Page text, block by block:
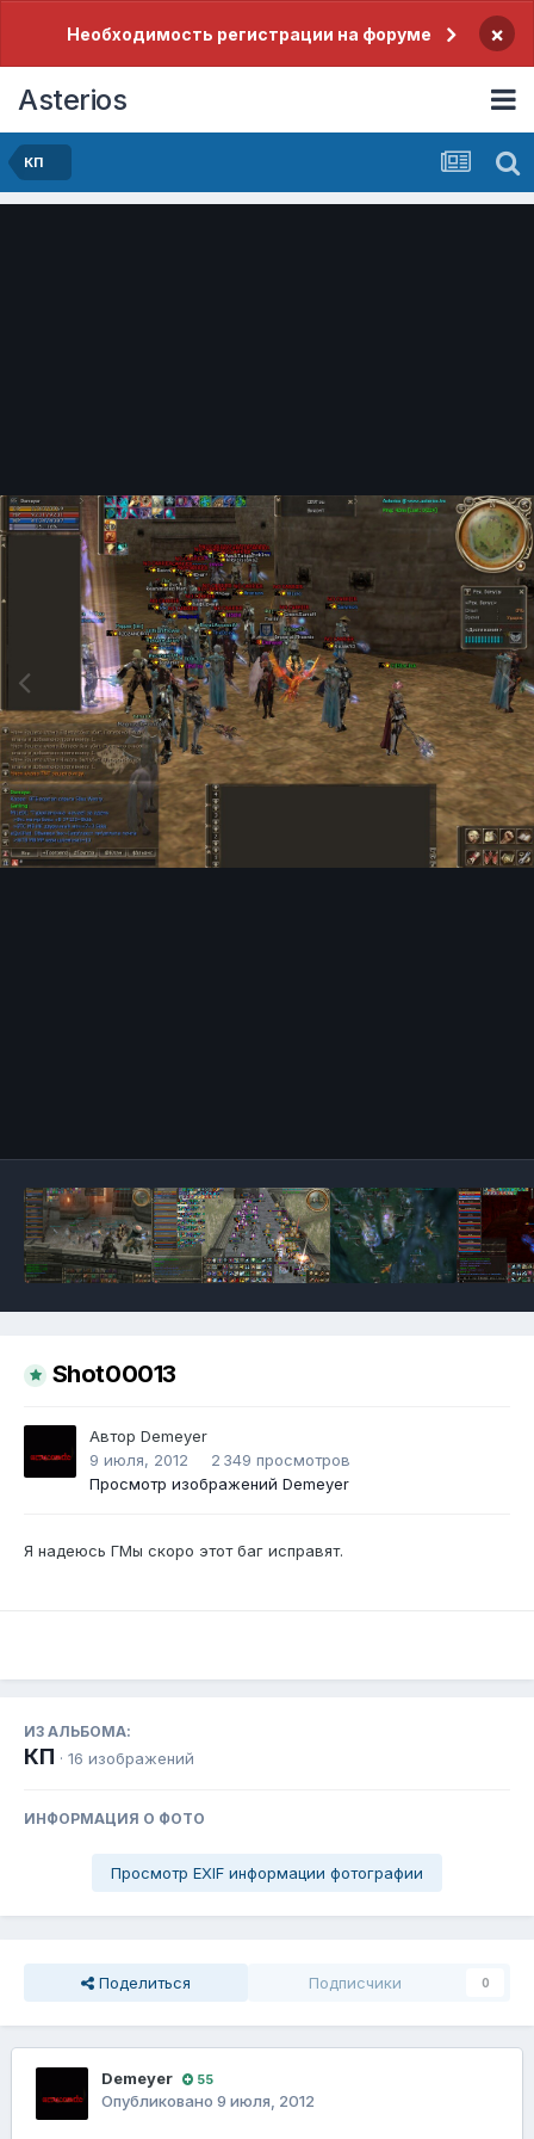
Необходимость регистрации на форуме ×
Asterios
КП
Shot00013
Автор Demeyer
9 июля, 2012
2 349 просмотров
Просмотр изображений Demeyer
Я надеюсь ГМы скоро этот баг исправят.
ИЗ АЛЬБОМА:
КП · 16 изображений
ИНФОРМАЦИЯ О ФОТО
Просмотр EXIF информации фотографии
Поделиться Подписчики 0
Demeyer 55
Опубликовано 9 июля, 2012